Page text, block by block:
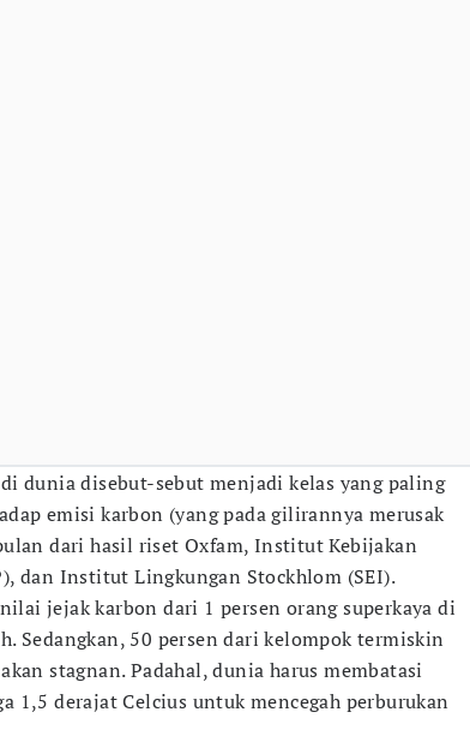
dunia disebut-sebut menjadi kelas yang paling
emisi karbon (yang pada gilirannya merusak
dari hasil riset Oxfam, Institut Kebijakan
dan Institut Lingkungan Stockhlom (SEI).
jejak karbon dari 1 persen orang superkaya di
Sedangkan, 50 persen dari kelompok termiskin
stagnan. Padahal, dunia harus membatasi
1,5 derajat Celcius untuk mencegah perburukan